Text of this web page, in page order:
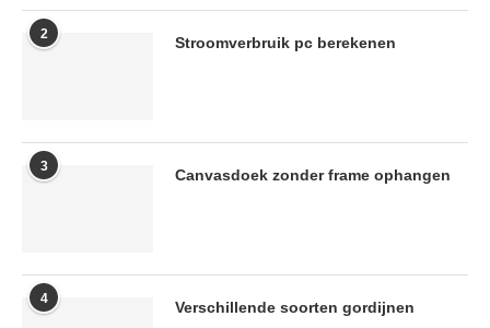
2 Stroomverbruik pc berekenen
3 Canvasdoek zonder frame ophangen
4 Verschillende soorten gordijnen